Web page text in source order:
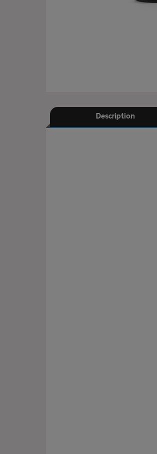
Description